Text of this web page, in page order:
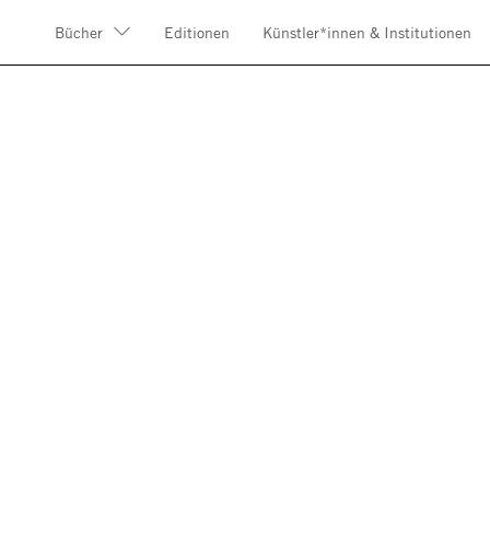
Bücher
Editionen Künstler*innen & Institutionen